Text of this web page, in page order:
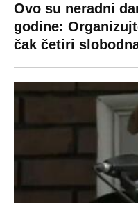
DRAMA ZBOG LJUBAVNE PRIČE
Zbog svadbe
proradio
tako: "Ti si svoje